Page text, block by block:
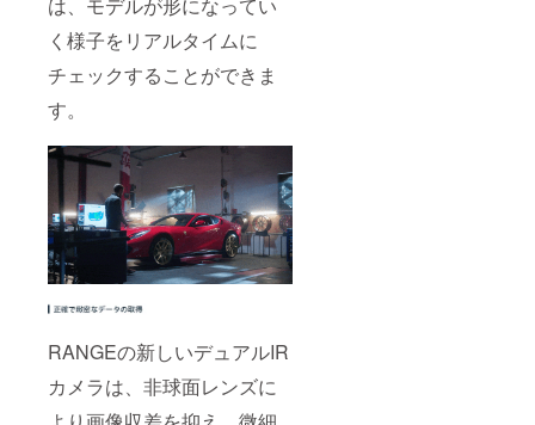
く様子をリアルタイムに
チェックすることができま
す。
RANGEの新しいデュアルIR
カメラは、非球面レンズに